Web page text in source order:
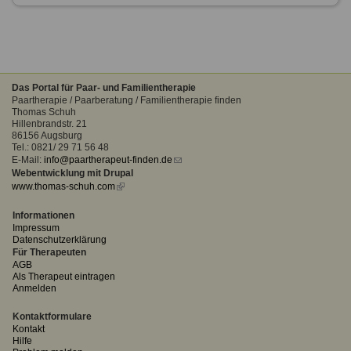
Das Portal für Paar- und Familientherapie
Paartherapie / Paarberatung / Familientherapie finden
Thomas Schuh
Hillenbrandstr. 21
86156 Augsburg
Tel.: 0821/ 29 71 56 48
E-Mail: info@paartherapeut-finden.de (link
Webentwicklung mit Drupal
www.thomas-schuh.com(link
Informationen
Impressum
Datenschutzerklärung
Für Therapeuten
AGB
Als Therapeut eintragen
Anmelden
Kontaktformulare
Kontakt
Hilfe